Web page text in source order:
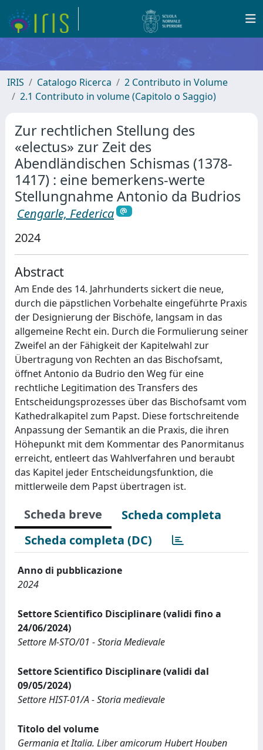
IRIS Catalogo Ricerca
2 Contributo in Volume
2.1 Contributo in volume (Capitolo o Saggio)
Zur rechtlichen Stellung des
«electus» zur Zeit des
Abendländischen Schismas (1378-
1417) : eine bemerkens-werte
Stellungnahme Antonio da Budrios
Cengarle, Federica
2024
Abstract
Am Ende des 14. Jahrhunderts sickert die neue,
durch die päpstlichen Vorbehalte eingeführte Praxis
der Designierung der Bischöfe, langsam in das
allgemeine Recht ein. Durch die Formulierung seiner
Zweifel an der Fähigkeit der Kapitelwahl zur
Übertragung von Rechten an das Bischofsamt,
öffnet Antonio da Budrio den Weg für eine
rechtliche Legitimation des Transfers des
Entscheidungsprozesses über das Bischofsamt vom
Kathedralkapitel zum Papst. Diese fortschreitende
Anpassung der Semantik an die Praxis, die ihren
Höhepunkt mit dem Kommentar des Panormitanus
erreicht, entleert das Wahlverfahren und beraubt
das Kapitel jeder Entscheidungsfunktion, die
mittlerweile dem Papst übertragen ist.
Scheda breve
Scheda completa
Scheda completa (DC)
Anno di pubblicazione
2024
Settore Scientifico Disciplinare (validi fino a
24/06/2024)
Settore M-STO/01 - Storia Medievale
Settore Scientifico Disciplinare (validi dal
09/05/2024)
Settore HIST-01/A - Storia medievale
Titolo del volume
Germania et Italia. Liber amicorum Hubert Houben